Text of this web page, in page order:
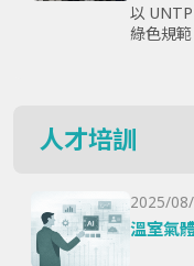
以
綠色規
人才培訓
2025/
溫室氣